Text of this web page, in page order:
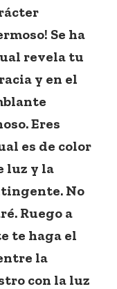
Se ha
revela tu
y en el
Eres
es de color
luz y la
No
Ruego a
te haga el
la
con la luz